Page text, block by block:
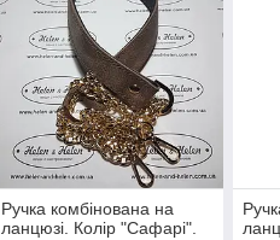
Ручка комбінована на
ланцюзі. Колір "Сафарі".